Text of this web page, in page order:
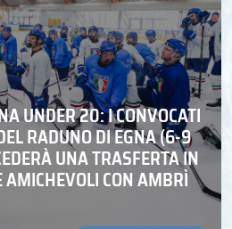
UNDER 20: I CONVOCATI
RADUNO DI EGNA (6-9
UNA TRASFERTA IN
AMICHEVOLI CON AMBRÌ